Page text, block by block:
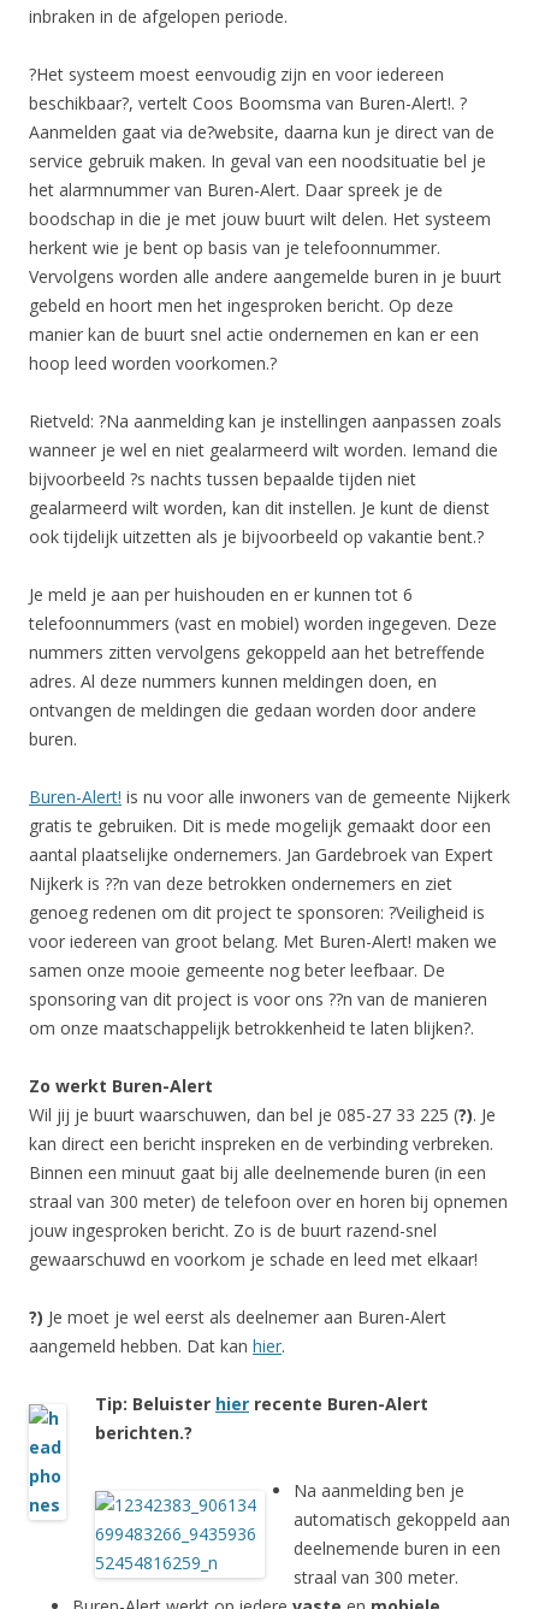
inbraken in de afgelopen periode.
?Het systeem moest eenvoudig zijn en voor iedereen
beschikbaar?, vertelt Coos Boomsma van Buren-Alert!. ?
Aanmelden gaat via de?website, daarna kun je direct van de
service gebruik maken. In geval van een noodsituatie bel je
het alarmnummer van Buren-Alert. Daar spreek je de
boodschap in die je met jouw buurt wilt delen. Het systeem
herkent wie je bent op basis van je telefoonnummer.
Vervolgens worden alle andere aangemelde buren in je buurt
gebeld en hoort men het ingesproken bericht. Op deze
manier kan de buurt snel actie ondernemen en kan er een
hoop leed worden voorkomen.?
Rietveld: ?Na aanmelding kan je instellingen aanpassen zoals
wanneer je wel en niet gealarmeerd wilt worden. Iemand die
bijvoorbeeld ?s nachts tussen bepaalde tijden niet
gealarmeerd wilt worden, kan dit instellen. Je kunt de dienst
ook tijdelijk uitzetten als je bijvoorbeeld op vakantie bent.?
Je meld je aan per huishouden en er kunnen tot 6
telefoonnummers (vast en mobiel) worden ingegeven. Deze
nummers zitten vervolgens gekoppeld aan het betreffende
adres. Al deze nummers kunnen meldingen doen, en
ontvangen de meldingen die gedaan worden door andere
buren.
Buren-Alert! is nu voor alle inwoners van de gemeente Nijkerk
gratis te gebruiken. Dit is mede mogelijk gemaakt door een
aantal plaatselijke ondernemers. Jan Gardebroek van Expert
Nijkerk is ??n van deze betrokken ondernemers en ziet
genoeg redenen om dit project te sponsoren: ?Veiligheid is
voor iedereen van groot belang. Met Buren-Alert! maken we
samen onze mooie gemeente nog beter leefbaar. De
sponsoring van dit project is voor ons ??n van de manieren
om onze maatschappelijk betrokkenheid te laten blijken?.
Zo werkt Buren-Alert
Wil jij je buurt waarschuwen, dan bel je 085-27 33 225 (?). Je
kan direct een bericht inspreken en de verbinding verbreken.
Binnen een minuut gaat bij alle deelnemende buren (in een
straal van 300 meter) de telefoon over en horen bij opnemen
jouw ingesproken bericht. Zo is de buurt razend-snel
gewaarschuwd en voorkom je schade en leed met elkaar!
?) Je moet je wel eerst als deelnemer aan Buren-Alert
aangemeld hebben. Dat kan hier.
Tip: Beluister hier recente Buren-Alert
berichten.?
Na aanmelding ben je
automatisch gekoppeld aan
deelnemende buren in een
straal van 300 meter.